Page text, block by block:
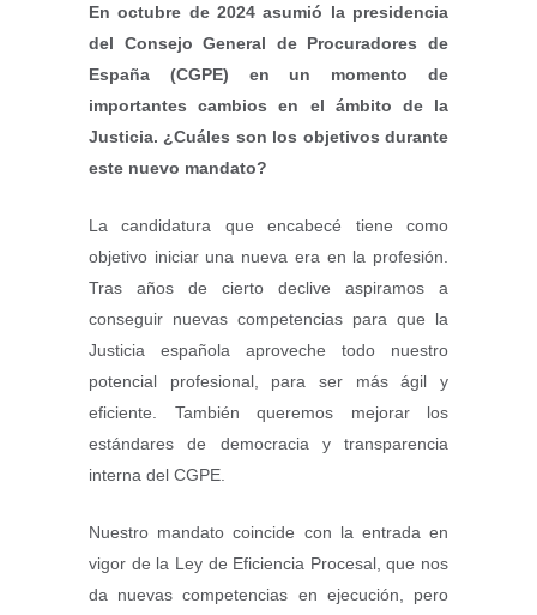
En octubre de 2024 asumió la presidencia
del Consejo General de Procuradores de
España (CGPE) en un momento de
importantes cambios en el ámbito de la
Justicia. ¿Cuáles son los objetivos durante
este nuevo mandato?
La candidatura que encabecé tiene como
objetivo iniciar una nueva era en la profesión.
Tras años de cierto declive aspiramos a
conseguir nuevas competencias para que la
Justicia española aproveche todo nuestro
potencial profesional, para ser más ágil y
eficiente. También queremos mejorar los
estándares de democracia y transparencia
interna del CGPE.
Nuestro mandato coincide con la entrada en
vigor de la Ley de Eficiencia Procesal, que nos
da nuevas competencias en ejecución, pero